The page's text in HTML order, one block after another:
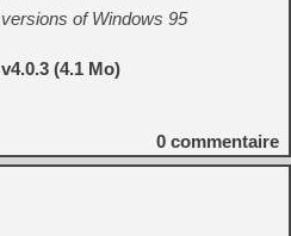
of Windows 95
(4.1 Mo)
0 commentaire